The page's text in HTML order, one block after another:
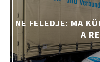
NE FELEDJE: MA
A